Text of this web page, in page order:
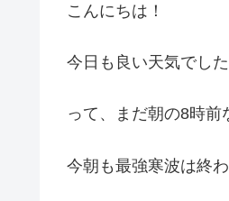
こんにちは！
今日も良い天気でした
って、まだ朝の8時前
今朝も最強寒波は終